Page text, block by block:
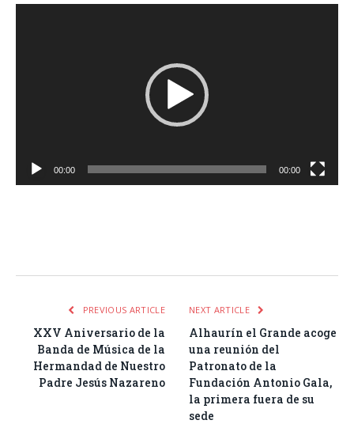
00:00 00:00
PREVIOUS ARTICLE
XXV Aniversario de la
Banda de Música de la
Hermandad de Nuestro
Padre Jesús Nazareno
NEXT ARTICLE
Alhaurín el Grande acoge
una reunión del
Patronato de la
Fundación Antonio Gala,
la primera fuera de su
sede